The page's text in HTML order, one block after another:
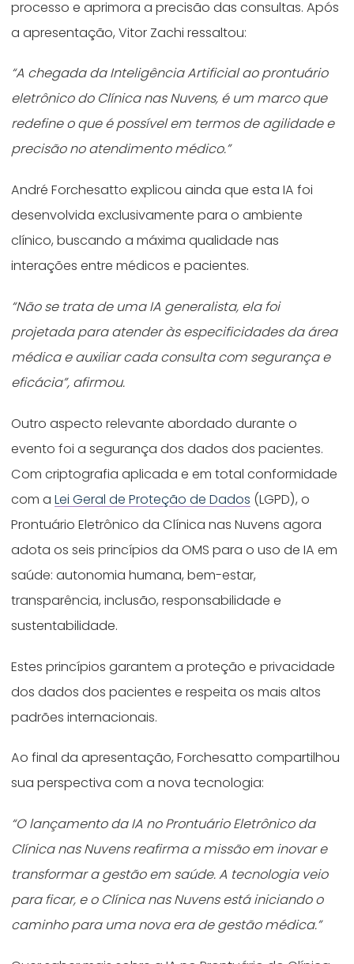
processo e aprimora a precisão das consultas. Após
a apresentação, Vitor Zachi ressaltou:
“A chegada da Inteligência Artificial ao prontuário
eletrônico do Clínica nas Nuvens, é um marco que
redefine o que é possível em termos de agilidade e
precisão no atendimento médico.”
André Forchesatto explicou ainda que esta IA foi
desenvolvida exclusivamente para o ambiente
clínico, buscando a máxima qualidade nas
interações entre médicos e pacientes.
“Não se trata de uma IA generalista, ela foi
projetada para atender às especificidades da área
médica e auxiliar cada consulta com segurança e
eficácia”, afirmou.
Outro aspecto relevante abordado durante o
evento foi a segurança dos dados dos pacientes.
Com criptografia aplicada e em total conformidade
com aLei Geral de Proteção de Dados (LGPD), o
Prontuário Eletrônico da Clínica nas Nuvens agora
adota os seis princípios da OMS para o uso de IA em
saúde: autonomia humana, bem-estar,
transparência, inclusão, responsabilidade e
sustentabilidade.
Estes princípios garantem a proteção e privacidade
dos dados dos pacientes e respeita os mais altos
padrões internacionais.
Ao final da apresentação, Forchesatto compartilhou
sua perspectiva com a nova tecnologia:
“O lançamento da IA no Prontuário Eletrônico da
Clínica nas Nuvens reafirma a missão em inovar e
transformar a gestão em saúde. A tecnologia veio
para ficar, e o Clínica nas Nuvens está iniciando o
caminho para uma nova era de gestão médica.”